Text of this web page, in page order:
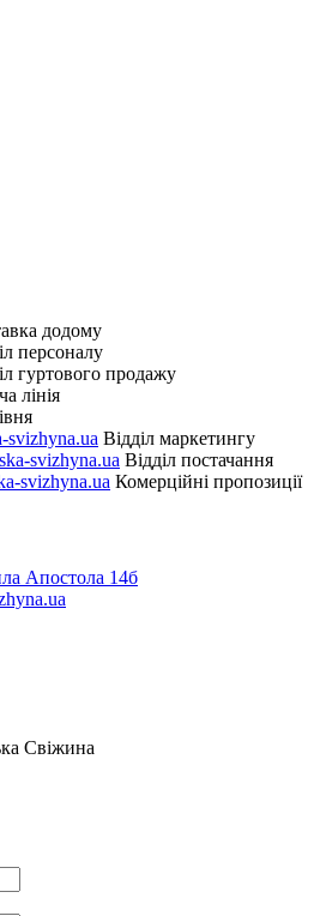
додому
персоналу
гуртового продажу
лінія
svizhyna.ua Відділ маркетингу
svizhyna.ua Відділ постачання
svizhyna.ua Комерційні пропозиції
Апостола 14б
Свіжина